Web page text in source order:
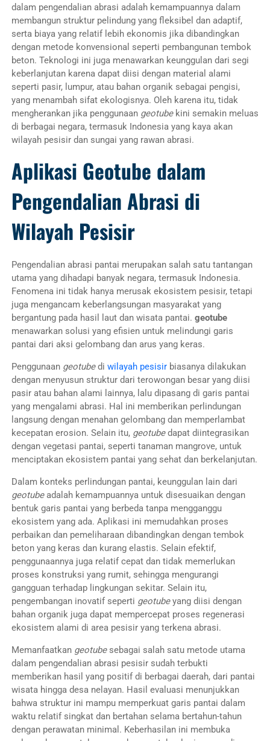
dalam pengendalian abrasi adalah kemampuannya dalam
membangun struktur pelindung yang fleksibel dan adaptif,
serta biaya yang relatif lebih ekonomis jika dibandingkan
dengan metode konvensional seperti pembangunan tembok
beton. Teknologi ini juga menawarkan keunggulan dari segi
keberlanjutan karena dapat diisi dengan material alami
seperti pasir, lumpur, atau bahan organik sebagai pengisi,
yang menambah sifat ekologisnya. Oleh karena itu, tidak
mengherankan jika penggunaan geotubekini semakin meluas
di berbagai negara, termasuk Indonesia yang kaya akan
wilayah pesisir dan sungai yang rawan abrasi.
Aplikasi Geotube dalam
Pengendalian Abrasi di
Wilayah Pesisir
Pengendalian abrasi pantai merupakan salah satu tantangan
utama yang dihadapi banyak negara, termasuk Indonesia.
Fenomena ini tidak hanya merusak ekosistem pesisir, tetapi
juga mengancam keberlangsungan masyarakat yang
bergantung pada hasil laut dan wisata pantai. geotube
menawarkan solusi yang efisien untuk melindungi garis
pantai dari aksi gelombang dan arus yang keras.
Penggunaan geotubedi wilayah pesisirbiasanya dilakukan
dengan menyusun struktur dari terowongan besar yang diisi
pasir atau bahan alami lainnya, lalu dipasang di garis pantai
yang mengalami abrasi. Hal ini memberikan perlindungan
langsung dengan menahan gelombang dan memperlambat
kecepatan erosion. Selain itu, geotubedapat diintegrasikan
dengan vegetasi pantai, seperti tanaman mangrove, untuk
menciptakan ekosistem pantai yang sehat dan berkelanjutan.
Dalam konteks perlindungan pantai, keunggulan lain dari
geotubeadalah kemampuannya untuk disesuaikan dengan
bentuk garis pantai yang berbeda tanpa mengganggu
ekosistem yang ada. Aplikasi ini memudahkan proses
perbaikan dan pemeliharaan dibandingkan dengan tembok
beton yang keras dan kurang elastis. Selain efektif,
penggunaannya juga relatif cepat dan tidak memerlukan
proses konstruksi yang rumit, sehingga mengurangi
gangguan terhadap lingkungan sekitar. Selain itu,
pengembangan inovatif seperti geotubeyang diisi dengan
bahan organik juga dapat mempercepat proses regenerasi
ekosistem alami di area pesisir yang terkena abrasi.
Memanfaatkan geotubesebagai salah satu metode utama
dalam pengendalian abrasi pesisir sudah terbukti
memberikan hasil yang positif di berbagai daerah, dari pantai
wisata hingga desa nelayan. Hasil evaluasi menunjukkan
bahwa struktur ini mampu memperkuat garis pantai dalam
waktu relatif singkat dan bertahan selama bertahun-tahun
dengan perawatan minimal. Keberhasilan ini membuka